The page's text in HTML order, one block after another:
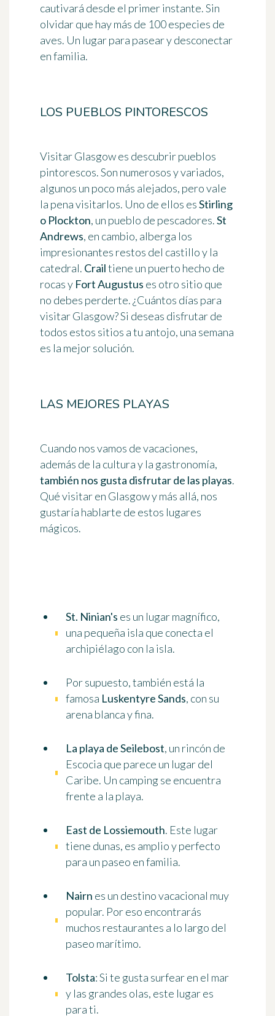
cautivará desde el primer instante. Sin
olvidar que hay más de 100 especies de
aves. Un lugar para pasear y desconectar
en familia.
LOS PUEBLOS PINTORESCOS
Visitar Glasgow es descubrir pueblos
pintorescos. Son numerosos y variados,
algunos un poco más alejados, pero vale
la pena visitarlos. Uno de ellos esStirling
o Plockton, un pueblo de pescadores.St
Andrews, en cambio, alberga los
impresionantes restos del castillo y la
catedral. Crailtiene un puerto hecho de
rocas y Fort Augustus es otro sitio que
no debes perderte. ¿Cuántos días para
visitar Glasgow? Si deseas disfrutar de
todos estos sitios a tu antojo, una semana
es la mejor solución.
LAS MEJORES PLAYAS
Cuando nos vamos de vacaciones,
además de la cultura y la gastronomía,
también nos gusta disfrutar de las playas.
Qué visitar en Glasgow y más allá, nos
gustaría hablarte de estos lugares
mágicos.
St. Ninian's es un lugar magnífico,
una pequeña isla que conecta el
archipiélago con la isla.
Por supuesto, también está la
famosa Luskentyre Sands, con su
arena blanca y fina.
La playa de Seilebost, un rincón de
Escocia que parece un lugar del
Caribe. Un camping se encuentra
frente a la playa.
East de Lossiemouth. Este lugar
tiene dunas, es amplio y perfecto
para un paseo en familia.
Nairn es un destino vacacional muy
popular. Por eso encontrarás
muchos restaurantes a lo largo del
paseo marítimo.
Tolsta: Si te gusta surfear en el mar
y las grandes olas, este lugar es
para ti.